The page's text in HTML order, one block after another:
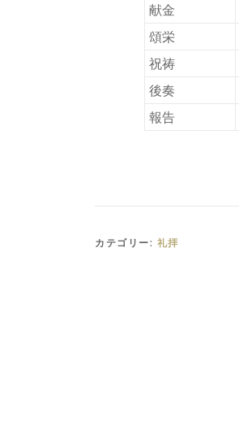
献金
頌栄
祝祷
後奏
報告
カテゴリー: 礼拝